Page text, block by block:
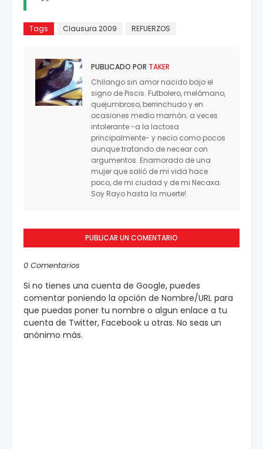
Tags Clausura 2009 REFUERZOS
PUBLICADO POR TAKER
Chilango sin amor nacido bajo el
signo de Piscis. Futbolero, melómano,
quejumbroso, berrinchudo y en
ocasiones medio mamón; a veces
intolerante -a la lactosa
principalmente- y necio como pocos
aunque tratando de necear con
argumentos. Enamorado de una
mujer que salió de mi vida hace
poco, de mi ciudad y de mi Necaxa.
Soy Rayo hasta la muerte!.
PUBLICAR UN COMENTARIO
0 Comentarios
Si no tienes una cuenta de Google, puedes
comentar poniendo la opción de Nombre/URL para
que puedas poner tu nombre o algun enlace a tu
cuenta de Twitter, Facebook u otras. No seas un
anónimo más.